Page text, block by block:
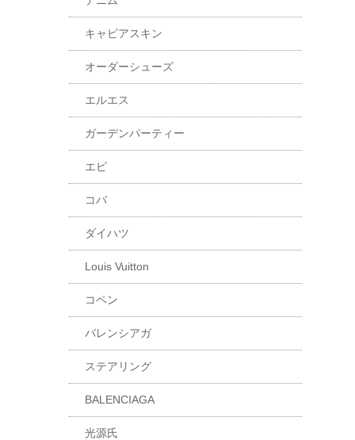
キャビアスキン
オーダーシューズ
エルエス
ガーデンパーティー
エピ
コバ
ダイハツ
Louis Vuitton
コペン
バレンシアガ
ステアリング
BALENCIAGA
光源氏